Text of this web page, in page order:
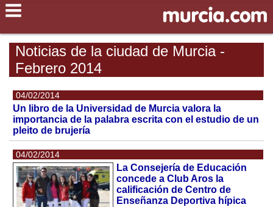
Noticias de la ciudad de Murcia -
Febrero 2014
04/02/2014
Un libro de la Universidad de Murcia valora la
importancia de la palabra escrita con el estudio de un
pleito de brujería
04/02/2014
La Consejería de Educación
concede a Club Aros la
calificación de Centro de
Enseñanza Deportiva hípica